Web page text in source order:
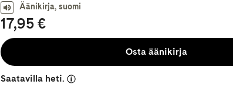
Äänikirja, suomi
17,95 €
Osta äänikirja
Saatavilla heti.